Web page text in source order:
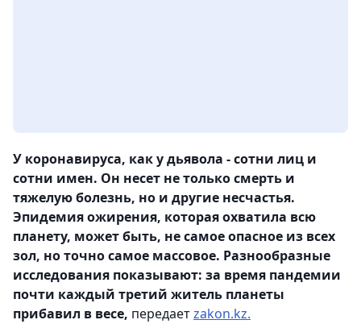
У коронавируса, как у дьявола - сотни лиц и
сотни имен. Он несет не только смерть и
тяжелую болезнь, но и другие несчастья.
Эпидемия ожирения, которая охватила всю
планету, может быть, не самое опасное из всех
зол, но точно самое массовое. Разнообразные
исследования показывают: за время пандемии
почти каждый третий житель планеты
прибавил в весе, передаетzakon.kz.